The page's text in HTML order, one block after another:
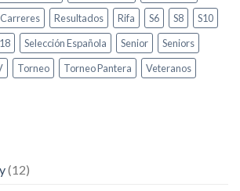
Resultados Rifa S6 S8
S10
Selección Española Senior
Seniors
Torneo Torneo Pantera Veteranos
(12)